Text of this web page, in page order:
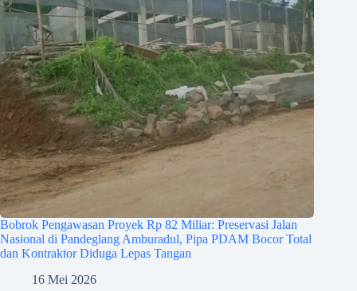
Bobrok Pengawasan Proyek Rp 82 Miliar: Preservasi Jalan
Nasional di Pandeglang Amburadul, Pipa PDAM Bocor Total
dan Kontraktor Diduga Lepas Tangan
16 Mei 2026